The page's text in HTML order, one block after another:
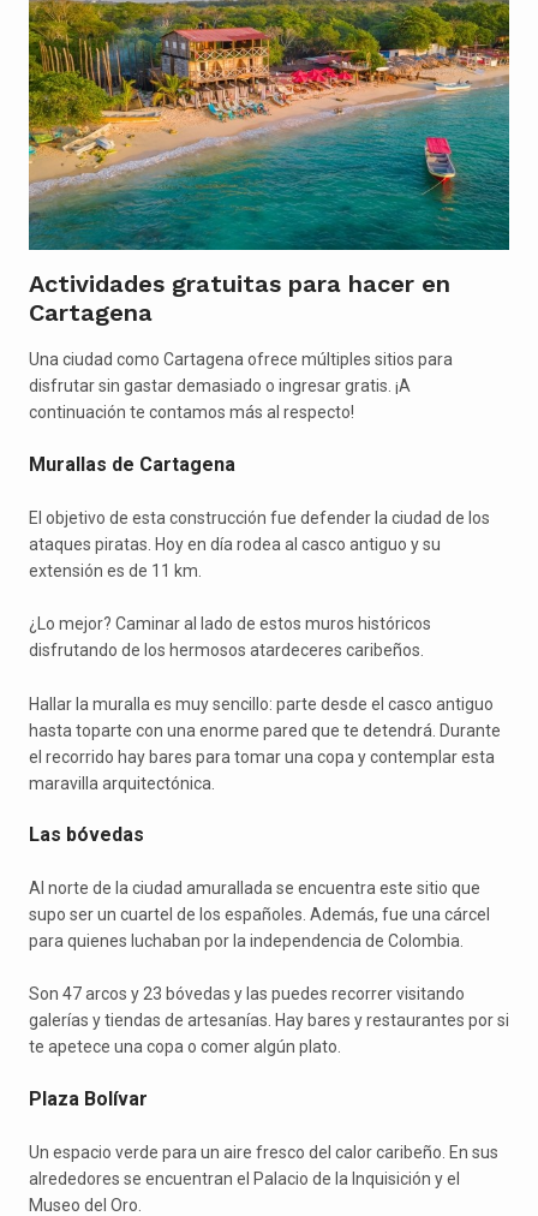
Actividades gratuitas para hacer en
Cartagena
Una ciudad como Cartagena ofrece múltiples sitios para
disfrutar sin gastar demasiado o ingresar gratis. ¡A
continuación te contamos más al respecto!
Murallas de Cartagena
El objetivo de esta construcción fue defender la ciudad de los
ataques piratas. Hoy en día rodea al casco antiguo y su
extensión es de 11 km.
¿Lo mejor? Caminar al lado de estos muros históricos
disfrutando de los hermosos atardeceres caribeños.
Hallar la muralla es muy sencillo: parte desde el casco antiguo
hasta toparte con una enorme pared que te detendrá. Durante
el recorrido hay bares para tomar una copa y contemplar esta
maravilla arquitectónica.
Las bóvedas
Al norte de la ciudad amurallada se encuentra este sitio que
supo ser un cuartel de los españoles. Además, fue una cárcel
para quienes luchaban por la independencia de Colombia.
Son 47 arcos y 23 bóvedas y las puedes recorrer visitando
galerías y tiendas de artesanías. Hay bares y restaurantes por si
te apetece una copa o comer algún plato.
Plaza Bolívar
Un espacio verde para un aire fresco del calor caribeño. En sus
alrededores se encuentran el Palacio de la Inquisición y el
Museo del Oro.